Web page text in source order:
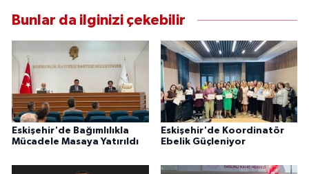
Bunlar da ilginizi çekebilir
Eskişehir'de Bağımlılıkla
Mücadele Masaya Yatırıldı
Eskişehir'de Koordinatör
Ebelik Güçleniyor